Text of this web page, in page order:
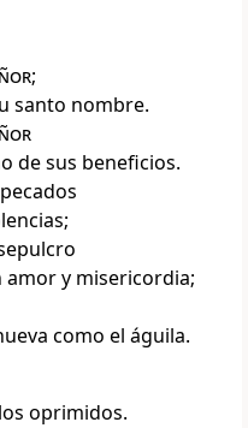
;
santo nombre.
de sus beneficios.
y misericordia;
como el águila.
oprimidos.